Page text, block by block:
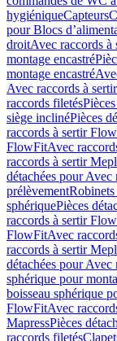
hygiéniqueCapteurs
pour Blocs
droitAvec raccords à
montage encastré
montage encastré
Avec raccords à
raccords filetés
siège inclinéPièces
raccords à sertir
FlowFitAvec
raccords à sertir
détachées pour Avec
prélèvement
sphériquePièces
raccords à sertir
FlowFitAvec
raccords à sertir
détachées pour Avec
sphérique pour
boisseau sphérique
FlowFitAvec
MapressPièces
raccords filetés